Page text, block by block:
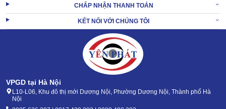
CHẤP NHẬN THANH TOÁN
KẾT NỐI VỚI CHÚNG TÔI
VPGD tại Hà Nội
L10-L06, Khu đô thị mới Dương Nội, Phường Dương Nội, Thành phố Hà
Nội